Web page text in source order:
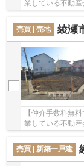
業している不動
【仲介手数料無
売買 | 売地
綾瀬市
【仲介手数料無
業している不動
【仲介手数料無
売買 | 新築一戸建